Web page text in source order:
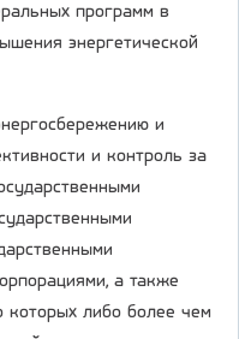
программ в
энергетической
и
и контроль за
а также
которых либо более чем